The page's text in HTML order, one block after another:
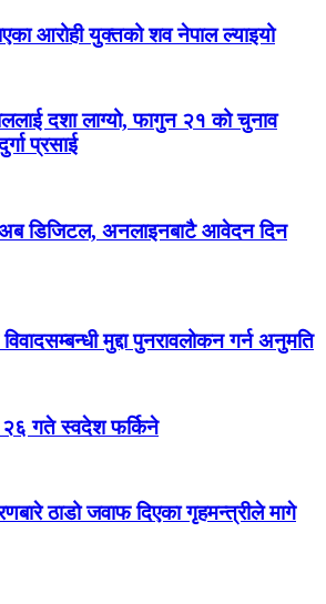
आरोही युक्तको शव नेपाल ल्याइयो
दशा लाग्यो, फागुन २१ को चुनाव
प्रसाई
डिजिटल, अनलाइनबाटै आवेदन दिन
मुद्दा पुनरावलोकन गर्न अनुमति
२६ गते स्वदेश फर्किने
ठाडो जवाफ दिएका गृहमन्त्रीले मागे